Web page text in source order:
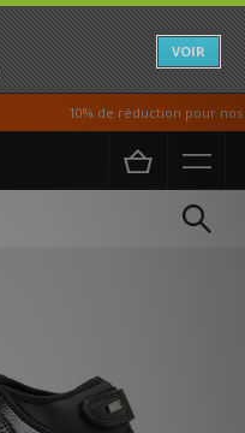
VOIR
10% de réduction pour nos